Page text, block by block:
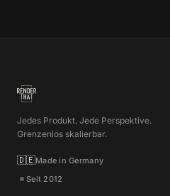
Jedes Produkt. Jede Perspektive.
Grenzenlos skalierbar.
🇩🇪Made in Germany
Seit 2012